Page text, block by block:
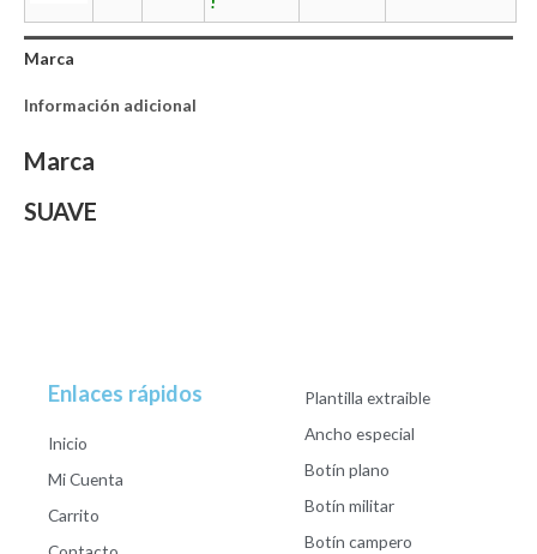
Marca
Información adicional
Marca
SUAVE
Enlaces rápidos
Inicio
Mi Cuenta
Carrito
Plantilla extraible
Ancho especial
Botín plano
Botín militar
Botín campero